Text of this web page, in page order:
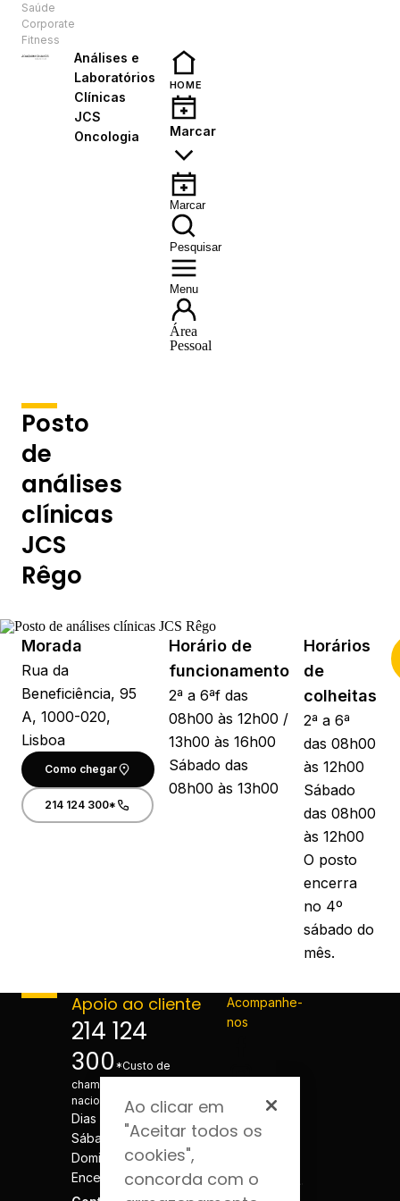
Saúde
Corporate
Fitness
Análises e
Laboratórios
Clínicas
JCS
Oncologia
HOME
Marcar
Marcar
Pesquisar
Menu
Área
Pessoal
Posto
de
análises
clínicas
JCS
Rêgo
Morada
Rua da
Beneficiência, 95
A, 1000-020,
Lisboa
Como chegar
214 124 300*
Horário de
funcionamento
2ª a 6ªf das
08h00 às 12h00 /
13h00 às 16h00
Sábado das
08h00 às 13h00
Horários
de
colheitas
2ª a 6ª
das 08h00
às 12h00
Sábado
das 08h00
às 12h00
O posto
encerra
no 4º
sábado do
mês.
Apoio ao cliente
214 124
300 *Custo de
chamada para a rede fixa
nacional
Dias úteis - 08h às 20h
Sábados - 08h às 20h
Domingos e Feriados -
Encerrado
Acompanhe-
nos
Ao clicar em
"Aceitar todos os
cookies",
concorda com o